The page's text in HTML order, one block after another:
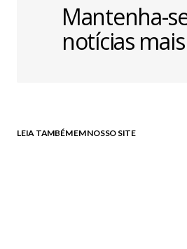
Mantenha-
notícias
LEIA TAMBÉM EM NOSSO SITE